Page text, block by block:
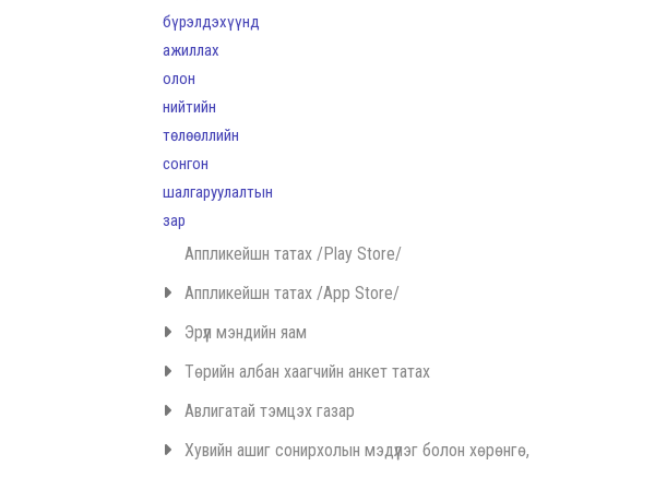
Аппликейшн татах /Play Store/
Аппликейшн татах /App Store/
Эрүүл мэндийн яам
Төрийн албан хаагчийн анкет татах
Авлигатай тэмцэх газар
Хувийн ашиг сонирхолын мэдүүлэг болон хөрөнгө,